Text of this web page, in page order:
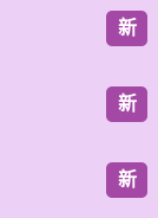
新
新
新